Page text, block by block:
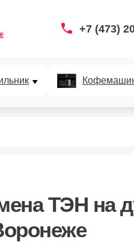
+7 (473)
ТЭН на